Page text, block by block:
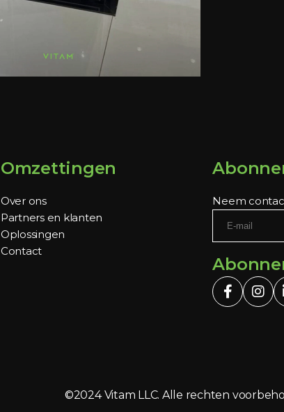
Omzettingen
Over ons
Partners en klanten
Oplossingen
Contact
Neem
©2024 Vitam LLC. Alle rechten